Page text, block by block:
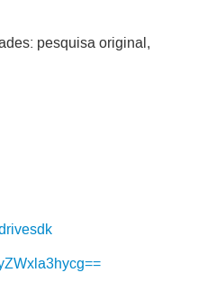
pesquisa original,